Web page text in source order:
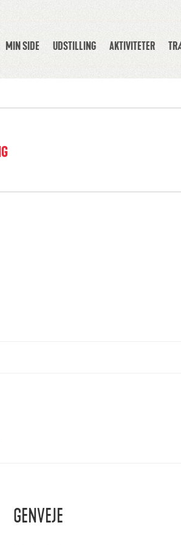
MIN SIDE UDSTILLING AKTIVITETER
GENVEJE